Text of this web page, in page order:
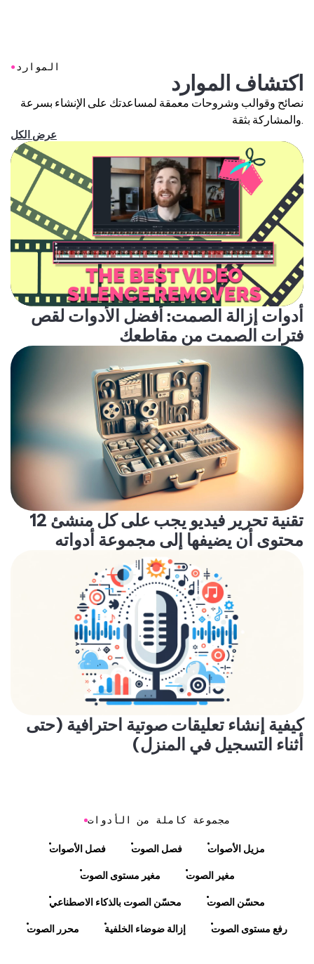
بعد ما تخلص المعالجة، ممكن تصدر مشروعك مع مسارات
منفصلة أو فيديو نهائي، وتكون جاهز تنشره في أي مكان.
● الموارد
اكتشاف الموارد
نصائح وقوالب وشروحات معمقة لمساعدتك على الإنشاء بسرعة
عرض الكل
أدوات إزالة الصمت: أفضل الأدوات لقص
فترات الصمت من مقاطعك
12 تقنية تحرير فيديو يجب على كل منشئ
محتوى أن يضيفها إلى مجموعة أدواته
كيفية إنشاء تعليقات صوتية احترافية (حتى
أثناء التسجيل في المنزل)
مجموعة كاملة من الأدوات
فصل الأصوات فصل الصوت مزيل الأصوات
مغير مستوى الصوت مغير الصوت
محسّن الصوت بالذكاء الاصطناعي محسّن الصوت
محرر الصوت إزالة ضوضاء الخلفية رفع مستوى الصوت